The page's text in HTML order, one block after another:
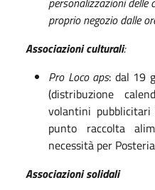
proprio negoziodalle
Associazioni culturali:
Pro Loco aps: dal 19
(distribuzione
volantini
punto raccolta
necessità per
Associazioni solidali